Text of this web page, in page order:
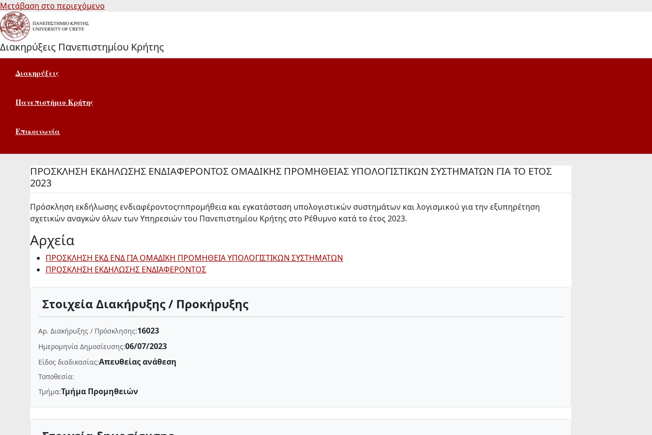
Μετάβαση στο περιεχόμενο
Διακηρύξεις Πανεπιστημίου Κρήτης
Διακηρύξεις
Πανεπιστήμιο Κρήτης
Επικοινωνία
ΠΡΟΣΚΛΗΣΗ ΕΚΔΗΛΩΣΗΣ ΕΝΔΙΑΦΕΡΟΝΤΟΣ ΟΜΑΔΙΚΗΣ ΠΡΟΜΗΘΕΙΑΣ ΥΠΟΛΟΓΙΣΤΙΚΩΝ ΣΥΣΤΗΜΑΤΩΝ ΓΙΑ ΤΟ ΕΤΟΣ
2023
Πρόσκληση εκδήλωσης ενδιαφέροντοςrnπρομήθεια και εγκατάσταση υπολογιστικών συστημάτων και λογισμικού για την εξυπηρέτηση
σχετικών αναγκών όλων των Υπηρεσιών του Πανεπιστημίου Κρήτης στο Ρέθυμνο κατά το έτος 2023.
Αρχεία
ΠΡΟΣΚΛΗΣΗ ΕΚΔ ΕΝΔ ΓΙΑ ΟΜΑΔΙΚΗ ΠΡΟΜΗΘΕΙΑ ΥΠΟΛΟΓΙΣΤΙΚΩΝ ΣΥΣΤΗΜΑΤΩΝ
ΠΡΟΣΚΛΗΣΗ ΕΚΔΗΛΩΣΗΣ ΕΝΔΙΑΦΕΡΟΝΤΟΣ
Στοιχεία Διακήρυξης / Προκήρυξης
Αρ. Διακήρυξης / Πρόσκλησης:16023
Ημερομηνία Δημοσίευσης:06/07/2023
Είδος διαδικασίας:Απευθείας ανάθεση
Τοποθεσία:
Τμήμα:Τμήμα Προμηθειών